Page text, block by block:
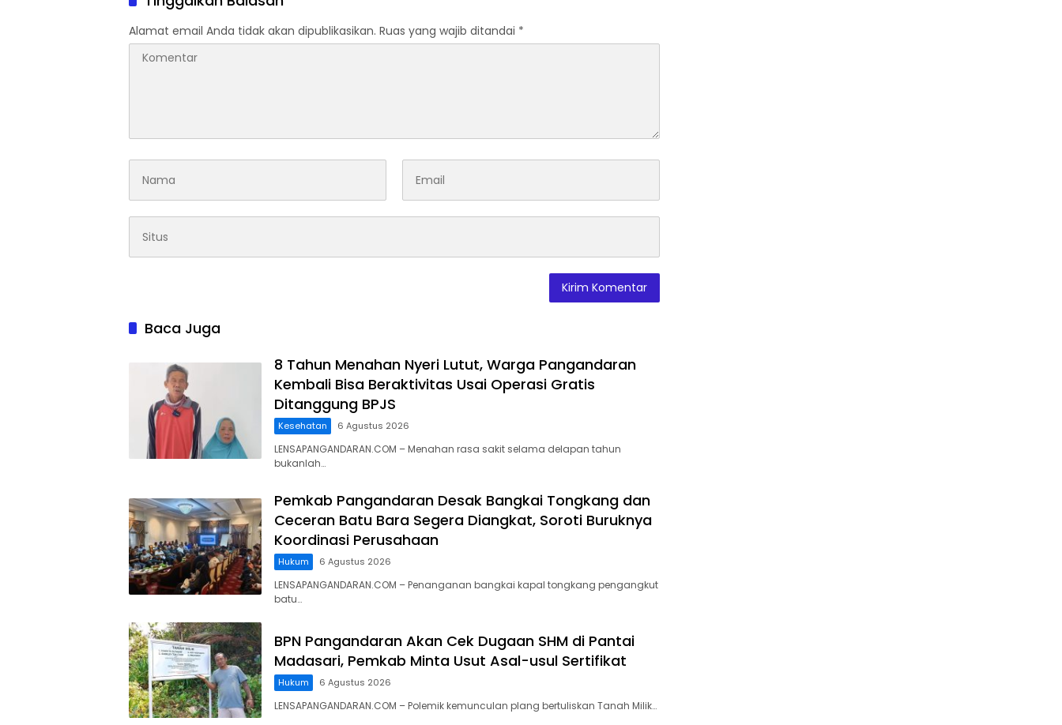
Alamat email Anda tidak akan dipublikasikan. Ruas yang wajib ditandai *
Baca Juga
8 Tahun Menahan Nyeri Lutut, Warga Pangandaran
Kembali Bisa Beraktivitas Usai Operasi Gratis
Ditanggung BPJS
Kesehatan 6 Agustus 2026
LENSAPANGANDARAN.COM – Menahan rasa sakit selama delapan tahun
bukanlah…
Pemkab Pangandaran Desak Bangkai Tongkang dan
Ceceran Batu Bara Segera Diangkat, Soroti Buruknya
Koordinasi Perusahaan
Hukum 6 Agustus 2026
LENSAPANGANDARAN.COM – Penanganan bangkai kapal tongkang pengangkut
batu…
BPN Pangandaran Akan Cek Dugaan SHM di Pantai
Madasari, Pemkab Minta Usut Asal-usul Sertifikat
Hukum 6 Agustus 2026
LENSAPANGANDARAN.COM – ‎Polemik kemunculan plang bertuliskan Tanah Milik…